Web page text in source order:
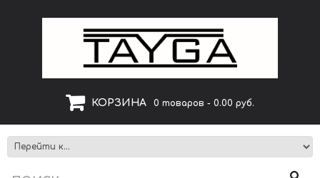
КОРЗИНА 0 товаров - 0.00 руб.